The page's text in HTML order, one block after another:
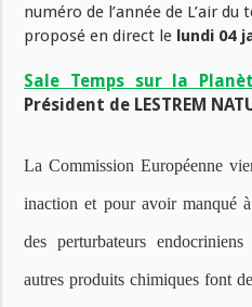
numéro de l’année de L’air du
proposé en direct le lundi 04
Sale Temps sur la
Président de LESTREM
La Commission Européenne
inaction et pour avoir manqué
des perturbateurs
autres produits chimiques font